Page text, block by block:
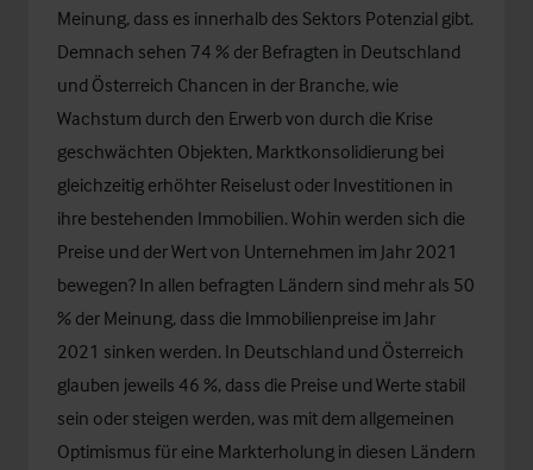
Meinung, dass es innerhalb des Sektors Potenzial gibt.
Demnach sehen 74 % der Befragten in Deutschland
und Österreich Chancen in der Branche, wie
Wachstum durch den Erwerb von durch die Krise
geschwächten Objekten, Marktkonsolidierung bei
gleichzeitig erhöhter Reiselust oder Investitionen in
ihre bestehenden Immobilien. Wohin werden sich die
Preise und der Wert von Unternehmen im Jahr 2021
bewegen? In allen befragten Ländern sind mehr als 50
% der Meinung, dass die Immobilienpreise im Jahr
2021 sinken werden. In Deutschland und Österreich
glauben jeweils 46 %, dass die Preise und Werte stabil
sein oder steigen werden, was mit dem allgemeinen
Optimismus für eine Markterholung in diesen Ländern